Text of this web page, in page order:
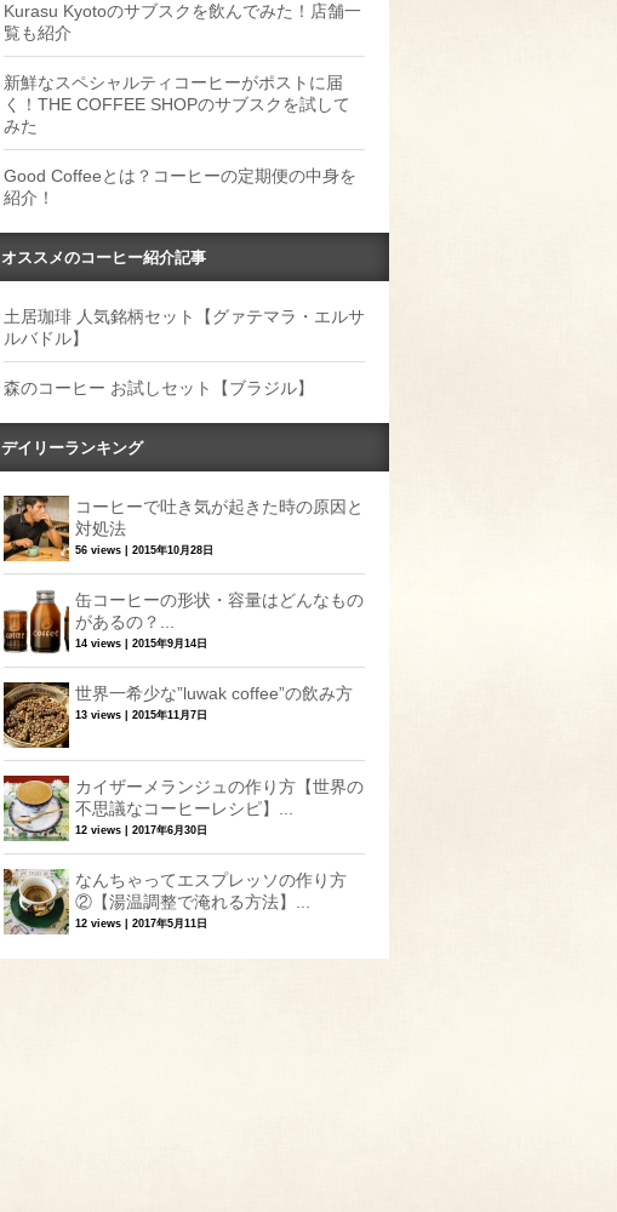
Kurasu Kyotoのサブスクを飲んでみた！店舗一
覧も紹介
新鮮なスペシャルティコーヒーがポストに届
く！THE COFFEE SHOPのサブスクを試して
みた
Good Coffeeとは？コーヒーの定期便の中身を
紹介！
オススメのコーヒー紹介記事
土居珈琲 人気銘柄セット【グァテマラ・エルサ
ルバドル】
森のコーヒー お試しセット【ブラジル】
デイリーランキング
コーヒーで吐き気が起きた時の原因と
対処法
56 views 2015年10月28日
缶コーヒーの形状・容量はどんなもの
があるの？...
14 views 2015年9月14日
世界一希少な”luwak coffee”の飲み方
13 views 2015年11月7日
カイザーメランジュの作り方【世界の
不思議なコーヒーレシピ】...
12 views 2017年6月30日
なんちゃってエスプレッソの作り方
②【湯温調整で淹れる方法】...
12 views 2017年5月11日